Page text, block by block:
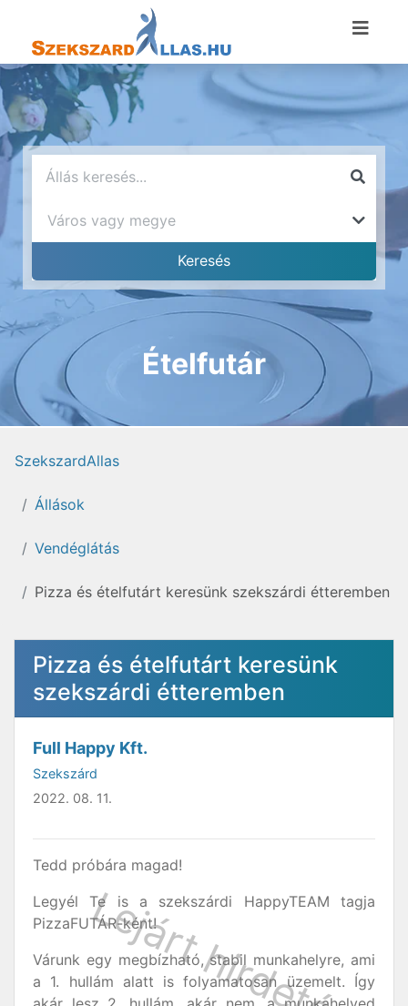
Ételfutár
SzekszardAllas
Állások
Vendéglátás
Pizza és ételfutárt keresünk szekszárdi étteremben
Pizza és ételfutárt keresünk
szekszárdi étteremben
Full Happy Kft.
Szekszárd
2022. 08. 11.
Tedd próbára magad!
Legyél Te is a szekszárdi HappyTEAM tagja
PizzaFUTÁR-ként!
Várunk egy megbízható, stabil munkahelyre, ami
a 1. hullám alatt is folyamatosan üzemelt. Így